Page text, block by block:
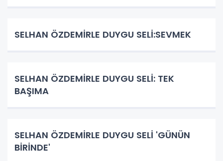
SELHAN ÖZDEMİRLE DUYGU SELİ:SEVMEK
SELHAN ÖZDEMİRLE DUYGU SELİ: TEK
BAŞIMA
SELHAN ÖZDEMİRLE DUYGU SELİ 'GÜNÜN
BİRİNDE'